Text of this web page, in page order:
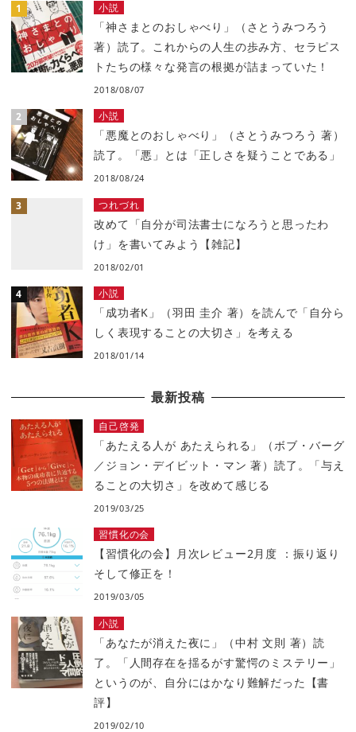
小説
「神さまとのおしゃべり」（さとうみつろう
著）読了。これからの人生の歩み方、セラピス
トたちの様々な発言の根拠が詰まっていた！
2018/08/07
小説
「悪魔とのおしゃべり」（さとうみつろう 著）
読了。「悪」とは「正しさを疑うことである」
2018/08/24
つれづれ
改めて「自分が司法書士になろうと思ったわ
け」を書いてみよう【雑記】
2018/02/01
小説
「成功者K」（羽田 圭介 著）を読んで「自分ら
しく表現することの大切さ」を考える
2018/01/14
最新投稿
自己啓発
「あたえる人が あたえられる」（ボブ・バーグ
／ジョン・デイビット・マン 著）読了。「与え
ることの大切さ」を改めて感じる
2019/03/25
習慣化の会
【習慣化の会】月次レビュー2月度 ：振り返り
そして修正を！
2019/03/05
小説
「あなたが消えた夜に」（中村 文則 著）読
了。「人間存在を揺るがす驚愕のミステリー」
というのが、自分にはかなり難解だった【書
評】
2019/02/10